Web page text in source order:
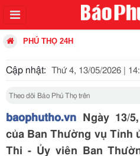
PHÚ THỌ 24H
Cập nhật: Thứ 4, 13/05/2026 |
Theo dõi Báo Phú Thọ trên
baophutho.vn Ngày 13/
của Ban Thường vụ Tỉnh
Thi - Ủy viên Ban